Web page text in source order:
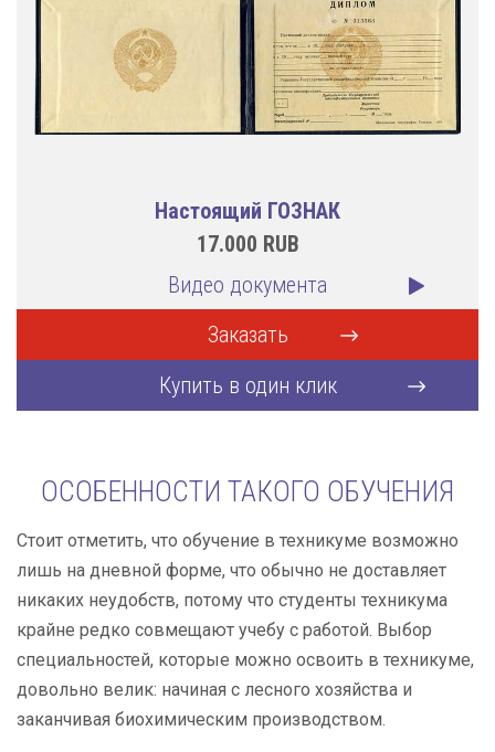
Настоящий ГОЗНАК
17.000 RUB
Видео документа
Заказать
Купить в один клик
ОСОБЕННОСТИ ТАКОГО ОБУЧЕНИЯ
Стоит отметить, что обучение в техникуме возможно
лишь на дневной форме, что обычно не доставляет
никаких неудобств, потому что студенты техникума
крайне редко совмещают учебу с работой. Выбор
специальностей, которые можно освоить в техникуме,
довольно велик: начиная с лесного хозяйства и
заканчивая биохимическим производством.